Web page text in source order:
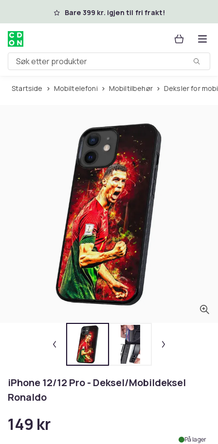
Hopp til hovedinnholdBare 399 kr. igjen til fri frakt!
Søk etter produkter
Startside Mobiltelefoni Mobiltilbehør Deksler for
iPhone 12/12 Pro - Deksel/Mobildeksel
Ronaldo
149 kr
På lager